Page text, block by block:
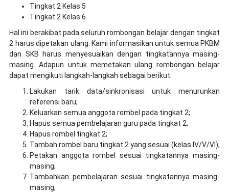
Tingkat 2 Kelas 5
Tingkat 2 Kelas 6.
Hal ini berakibat pada seluruh rombongan belajar dengan tingkat
2 harus dipetakan ulang. Kami informasikan untuk semua PKBM
dan SKB harus menyesuaikan dengan tingkatannya masing-
masing. Adapun untuk memetakan ulang rombongan belajar
dapat mengikuti langkah-langkah sebagai berikut:
Lakukan tarik data/sinkronisasi untuk menurunkan
referensi baru;
Keluarkan semua anggota rombel pada tingkat 2;
Hapus semua pembelajaran guru pada tingkat 2;
Hapus rombel tingkat 2;
Tambah rombel baru tingkat 2 yang sesuai (kelas IV/V/VI);
Petakan anggota rombel sesuai tingkatannya masing-
masing;
Tambahkan pembelajaran sesuai tingkatannya masing-
masing;